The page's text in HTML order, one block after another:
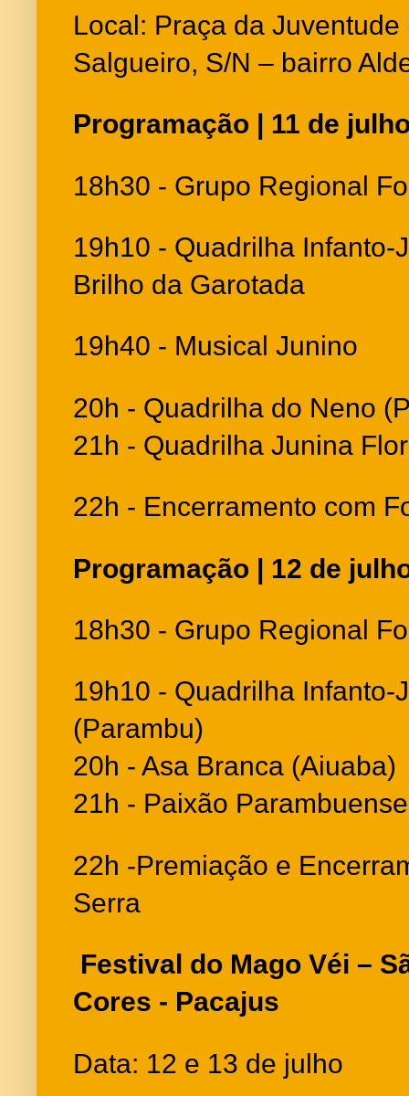
Local: Praça da
Salgueiro, S/N – bairro
Programação | 11 de
18h30 - Grupo Regional
19h10 - Quadrilha Infanto-
Brilho da Garotada
19h40 - Musical Junino
20h - Quadrilha do Neno
21h - Quadrilha Junina
22h - Encerramento com
Programação | 12 de
18h30 - Grupo Regional
19h10 - Quadrilha Infanto-
(Parambu)
20h - Asa Branca (Aiuaba)
21h - Paixão
22h -Premiação e
Serra
Festival do Mago Véi –
Cores - Pacajus
Data: 12 e 13 de julho